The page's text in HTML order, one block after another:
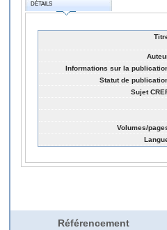
DÉTAILS
Informations sur la
Statut de
Sujet
Volumes/
Référencement